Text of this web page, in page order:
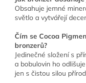
Obsahuje jemné
světlo a vytvářejí
Čím se Cocoa
bronzerů?
Jedinečné složení s
a bobulovin ho
jen s čistou silou